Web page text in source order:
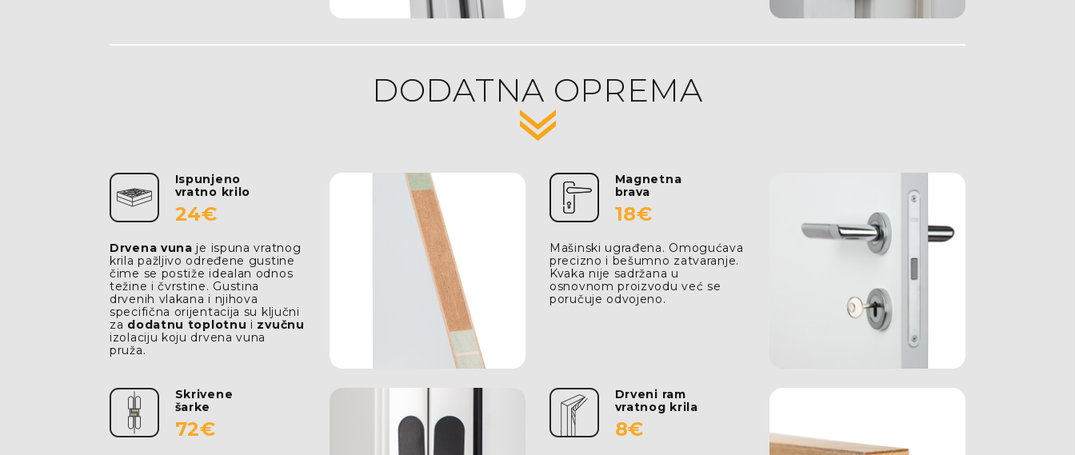
DODATNA OPREMA
Ispunjeno
vratno krilo
24€
Drvena vuna je ispuna vratnog
krila pažljivo određene gustine
čime se postiže idealan odnos
težine i čvrstine. Gustina
drvenih vlakana i njihova
specifična orijentacija su ključni
za dodatnu toplotnu i zvučnu
izolaciju koju drvena vuna
pruža.
Magnetna
brava
18€
Mašinski ugrađena. Omogućava
precizno i bešumno zatvaranje.
Kvaka nije sadržana u
osnovnom proizvodu već se
poručuje odvojeno.
Skrivene
šarke
72€
Drveni ram
vratnog krila
8€